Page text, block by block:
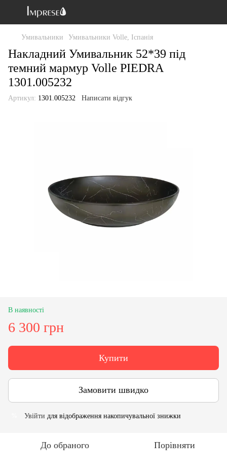
Умивальники Умивальники Volle, Іспанія
Накладний Умивальник 52*39 під
темний мармур Volle PIEDRA
1301.005232
Артикул: 1301.005232 Написати відгук
В наявності
6 300 грн
Купити
Замовити швидко
Увійти для відображення накопичувальної знижки
До обраного Порівняти